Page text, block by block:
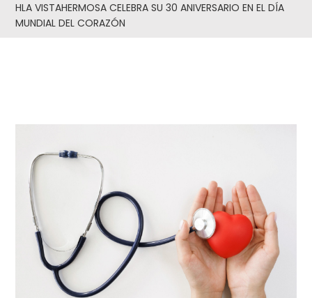
HLA VISTAHERMOSA CELEBRA SU 30 ANIVERSARIO EN EL DÍA
MUNDIAL DEL CORAZÓN